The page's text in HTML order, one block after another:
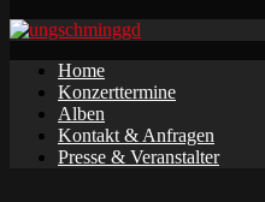
Home
Konzerttermine
Alben
Kontakt & Anfragen
Presse & Veranstalter